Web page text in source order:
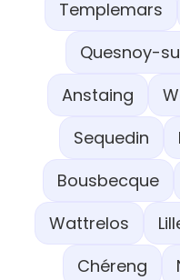
Templemars
Quesnoy-
Anstaing
Sequedin
Bousbecque
Wattrelos
Chéreng